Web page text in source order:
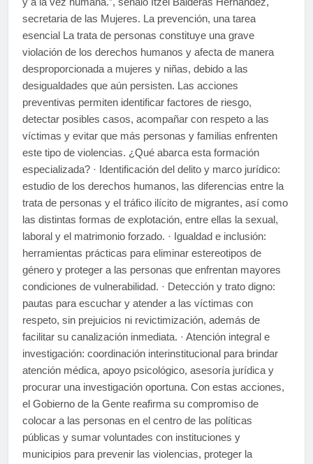
secretaria de las Mujeres. La prevención, una tarea
esencial La trata de personas constituye una grave
violación de los derechos humanos y afecta de manera
desproporcionada a mujeres y niñas, debido a las
desigualdades que aún persisten. Las acciones
preventivas permiten identificar factores de riesgo,
detectar posibles casos, acompañar con respeto a las
víctimas y evitar que más personas y familias enfrenten
este tipo de violencias. ¿Qué abarca esta formación
especializada? · Identificación del delito y marco jurídico:
estudio de los derechos humanos, las diferencias entre la
trata de personas y el tráfico ilícito de migrantes, así como
las distintas formas de explotación, entre ellas la sexual,
laboral y el matrimonio forzado. · Igualdad e inclusión:
herramientas prácticas para eliminar estereotipos de
género y proteger a las personas que enfrentan mayores
condiciones de vulnerabilidad. · Detección y trato digno:
pautas para escuchar y atender a las víctimas con
respeto, sin prejuicios ni revictimización, además de
facilitar su canalización inmediata. · Atención integral e
investigación: coordinación interinstitucional para brindar
atención médica, apoyo psicológico, asesoría jurídica y
procurar una investigación oportuna. Con estas acciones,
el Gobierno de la Gente reafirma su compromiso de
colocar a las personas en el centro de las políticas
públicas y sumar voluntades con instituciones y
municipios para prevenir las violencias, proteger la